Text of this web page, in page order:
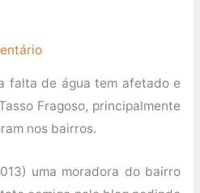
falta de água tem afetado e
Fragoso, principalmente
nos bairros.
uma moradora do bairro